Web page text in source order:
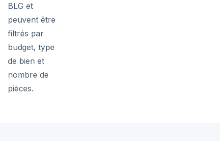
BLG et
peuvent être
filtrés par
budget, type
de bien et
nombre de
pièces.